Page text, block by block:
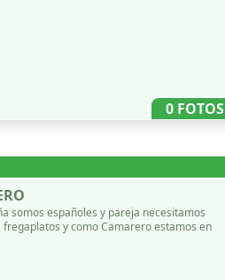
0 FOTOS
somos españoles y pareja necesitamos
y como Camarero estamos en